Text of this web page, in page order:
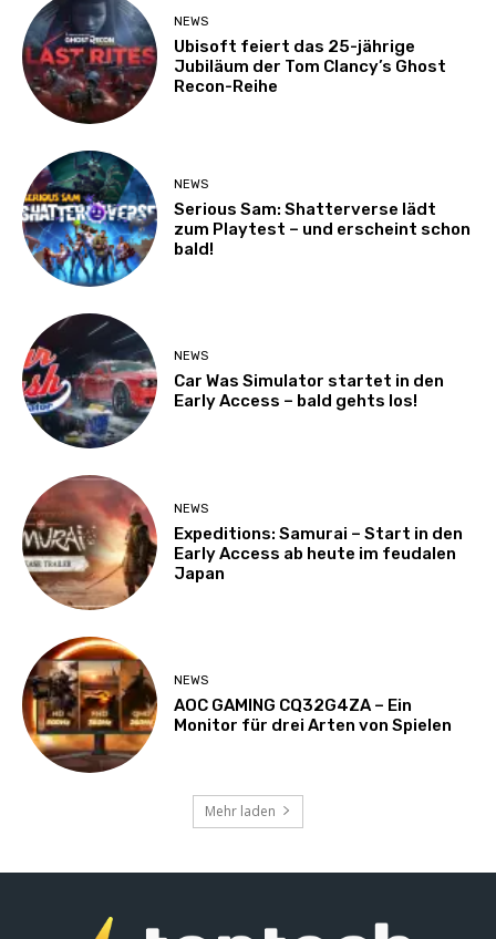
NEWS
Ubisoft feiert das 25-jährige
Jubiläum der Tom Clancy’s Ghost
Recon-Reihe
NEWS
Serious Sam: Shatterverse lädt
zum Playtest – und erscheint schon
bald!
NEWS
Car Was Simulator startet in den
Early Access – bald gehts los!
NEWS
Expeditions: Samurai – Start in den
Early Access ab heute im feudalen
Japan
NEWS
AOC GAMING CQ32G4ZA – Ein
Monitor für drei Arten von Spielen
Mehr laden